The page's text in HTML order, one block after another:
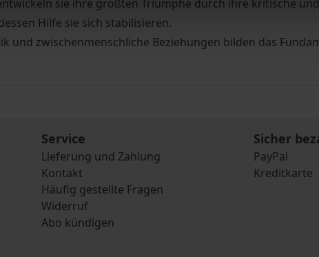
sie ihre größten Triumphe durch ihre kritische
Hilfe sie sich stabilisieren.
und zwischenmenschliche Beziehungen bilden das
Service
Lieferung und Zahlung
Kontakt
Häufig gestellte Fragen
Widerruf
Abo kündigen
Sicher
PayPal
Kreditkarte